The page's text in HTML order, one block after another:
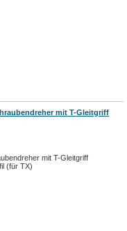
mit T-Gleitgriff
mit T-Gleitgriff
(für TX)